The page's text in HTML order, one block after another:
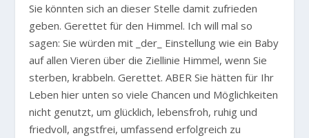
Sie könnten sich an dieser Stelle damit zufrieden
geben. Gerettet für den Himmel. Ich will mal so
sagen: Sie würden mit _der_ Einstellung wie ein Baby
auf allen Vieren über die Ziellinie Himmel, wenn Sie
sterben, krabbeln. Gerettet. ABER Sie hätten für Ihr
Leben hier unten so viele Chancen und Möglichkeiten
nicht genutzt, um glücklich, lebensfroh, ruhig und
friedvoll, angstfrei, umfassend erfolgreich zu